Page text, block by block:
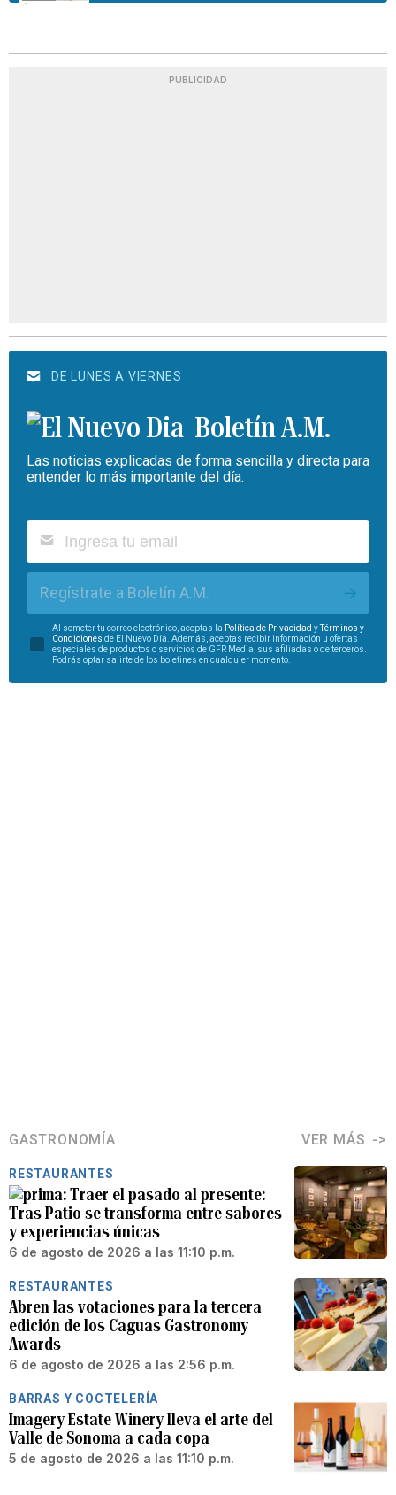
PUBLICIDAD
DE LUNES A VIERNES
Boletín A.M.
Las noticias explicadas de forma sencilla y directa para
entender lo más importante del día.
Regístrate a Boletín A.M.
Al someter tu correo electrónico, aceptas la Política de Privacidad yTérminos y
Condiciones de El Nuevo Día. Además, aceptas recibir información u ofertas
especiales de productos o servicios de GFR Media, sus afiliadas o de terceros.
Podrás optar salirte de los boletines en cualquier momento.
GASTRONOMÍA VER MÁS
RESTAURANTES
Traer el pasado al presente:
Tras Patio se transforma entre sabores
y experiencias únicas
6 de agosto de 2026 a las 11:10 p.m.
RESTAURANTES
Abren las votaciones para la tercera
edición de los Caguas Gastronomy
Awards
6 de agosto de 2026 a las 2:56 p.m.
BARRAS Y COCTELERÍA
Imagery Estate Winery lleva el arte del
Valle de Sonoma a cada copa
5 de agosto de 2026 a las 11:10 p.m.